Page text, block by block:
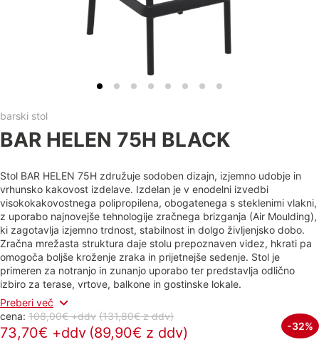
barski stol
BAR HELEN 75H BLACK
Stol BAR HELEN 75H združuje sodoben dizajn, izjemno udobje in
vrhunsko kakovost izdelave. Izdelan je v enodelni izvedbi
visokokakovostnega polipropilena, obogatenega s steklenimi vlakni,
z uporabo najnovejše tehnologije zračnega brizganja (Air Moulding),
ki zagotavlja izjemno trdnost, stabilnost in dolgo življenjsko dobo.
Zračna mrežasta struktura daje stolu prepoznaven videz, hkrati pa
omogoča boljše kroženje zraka in prijetnejše sedenje. Stol je
primeren za notranjo in zunanjo uporabo ter predstavlja odlično
izbiro za terase, vrtove, balkone in gostinske lokale.
Preberi več
cena: 108,00€ +ddv (131,80€z ddv)
73,70€ +ddv (89,90€ z ddv) -32%